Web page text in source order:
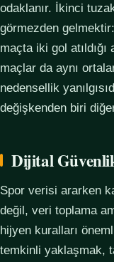
odaklanır. İkinci
görmezden
maçta iki gol
maçlar da aynı
nedensellik
değişkenden biri
Dijital
Spor verisi ararken
değil, veri toplama
hijyen kuralları
temkinli yaklaşmak,